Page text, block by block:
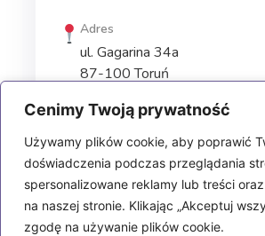
Cenimy Twoją prywatność
Używamy plików cookie, aby poprawić
doświadczenia podczas przeglądania
spersonalizowane reklamy lub treści
na naszej stronie. Klikając „Akceptuj
zgodę na używanie plików cookie.
Adres
ul. Gagarina 34a
87-100 Toruń
+48 510 230 063
Email
biuro@zlobekbambam.pl
Godziny pracy
Pon-Pt: 6:30 -16:30